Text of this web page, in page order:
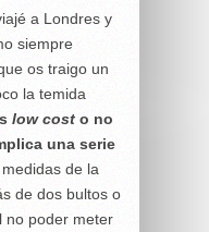
a Londres y
siempre
os traigo un
la temida
low cost o no
una serie
de la
de dos bultos o
no poder meter